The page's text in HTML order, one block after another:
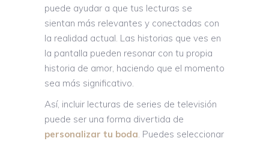
puede ayudar a que tus lecturas se
sientan más relevantes y conectadas con
la realidad actual. Las historias que ves en
la pantalla pueden resonar con tu propia
historia de amor, haciendo que el momento
sea más significativo.
Así, incluir lecturas de series de televisión
puede ser una forma divertida de
personalizar tu boda. Puedes seleccionar